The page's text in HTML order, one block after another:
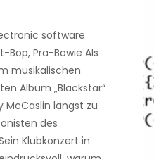
software
Prä-Bowie Als
musikalischen
Album „Blackstar“
längst zu
des
Klubkonzert in